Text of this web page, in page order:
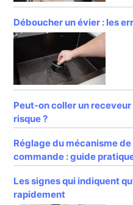
Déboucher un évier : les
Peut-on coller un
risque ?
Réglage du mécanisme de
commande : guide
Les signes qui indiquent
rapidement